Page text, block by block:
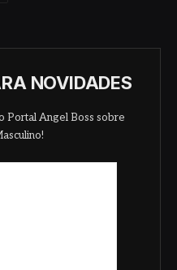
NOVIDADES
Portal Angel Boss sobre